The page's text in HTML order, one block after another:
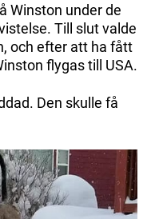
Winston under de
Till slut valde
och efter att ha fått
flygas till USA.
Den skulle få